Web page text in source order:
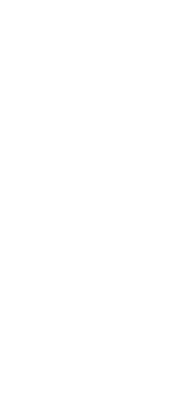
El equipo de
herramientas que
administrativa»,
los nuevos modelos
y el borrador de
informes técnicos de
municipales, algo que
nuevo acicate para
Puedes ponerte en